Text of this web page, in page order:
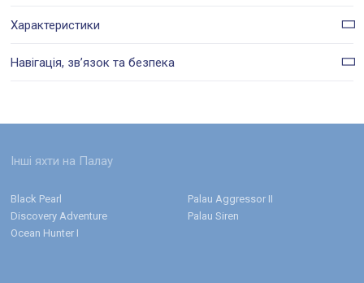
Характеристики
Навігація, звʼязок та безпека
Інші яхти на Палау
Black Pearl
Discovery Adventure
Ocean Hunter I
Palau Aggressor II
Palau Siren